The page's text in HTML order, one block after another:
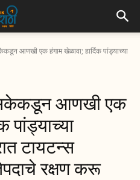
आणखी एक हंगाम खेळावा; हार्दिक पांड्याच्या
आणखी एक
पांड्याच्या
टायटन्स
रक्षण करू